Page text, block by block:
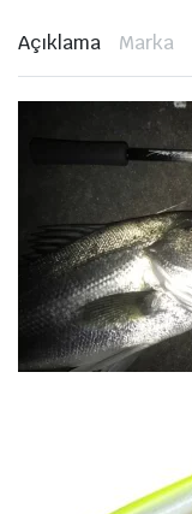
Açıklama Marka